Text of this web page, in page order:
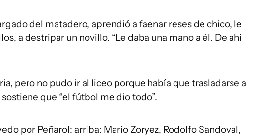
del matadero, aprendió a faenar reses de chico, le
a destripar un novillo. “Le daba una mano a él. De ahí
pero no pudo ir al liceo porque había que trasladarse a
que “el fútbol me dio todo”.
por Peñarol: arriba: Mario Zoryez, Rodolfo Sandoval,